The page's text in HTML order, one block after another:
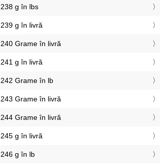
238 g în lbs
239 g în livră
240 Grame în livră
241 g în livră
242 Grame în lb
243 Grame în livră
244 Grame în livră
245 g în livră
246 g în lb